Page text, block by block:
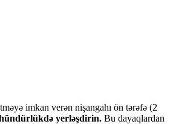
imkan verən nişangahı ön tərəfə (2
yerləşdirin. Bu dayaqlardan